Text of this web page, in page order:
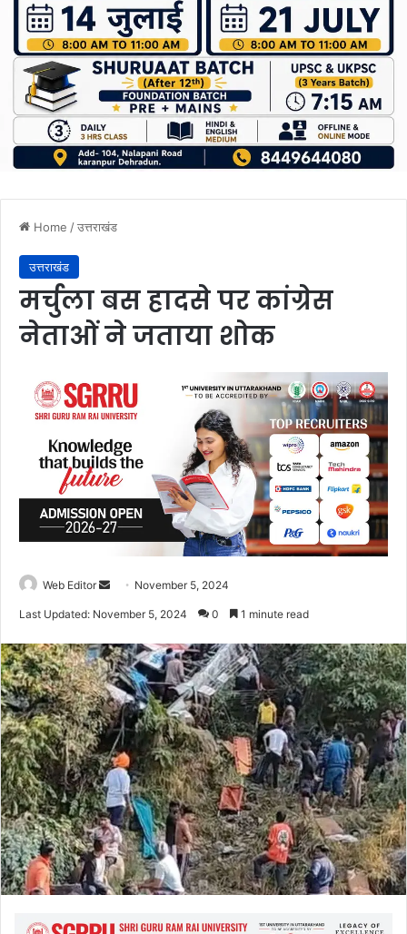
Home /उत्तराखंड
उत्तराखंड
मर्चुला बस हादसे पर कांग्रेस
नेताओं ने जताया शोक
Web Editor
d
a
n
e
m
a
l
November 5, 2024
Last Updated: November 5, 2024 0 1 minute read